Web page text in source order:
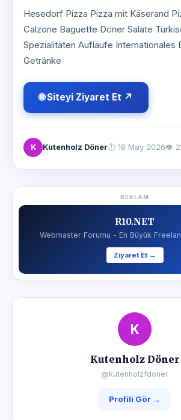
Hesedorf Pizza Pizza mit Käserand
Calzone Baguette Döner Salate
Spezialitäten Aufläufe Internationales
Getränke
🌐 Siteyi Ziyaret Et ↗
K Kutenholz Döner🕐 18 May 2026👁
REKLAM
R10.NET
Webmaster Forumu - En Büyük
Ziyaret Et →
K
Kutenholz Döner
@kutenholzfdoner
Profili Gör →